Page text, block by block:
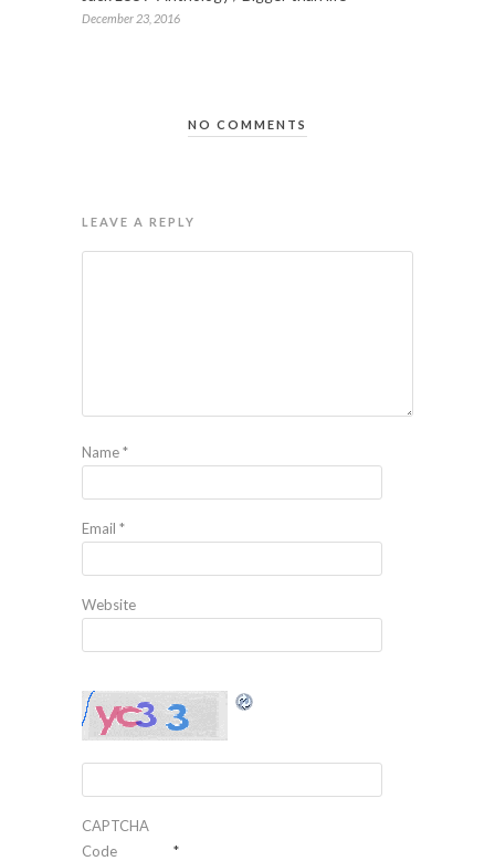
December 23, 2016
NO COMMENTS
LEAVE A REPLY
Name*
Email *
Website
CAPTCHA
Code
*